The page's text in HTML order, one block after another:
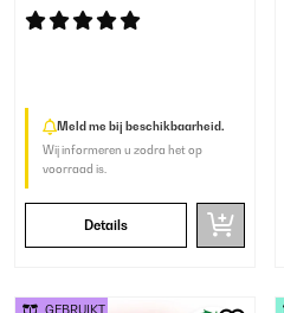
Meld me bij beschikbaarheid.
Wij informeren u zodra het op
voorraad is.
Details
GEBRUIKT